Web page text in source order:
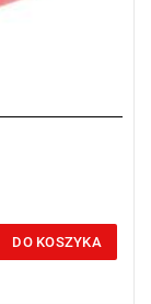
DO KOSZYKA